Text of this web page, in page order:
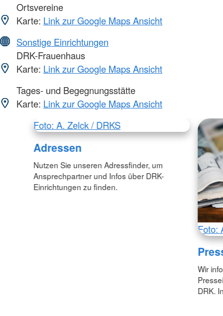
Ortsvereine
Karte: Link zur Google Maps Ansicht
Sonstige Einrichtungen
DRK-Frauenhaus
Karte: Link zur Google Maps Ansicht
Tages- und Begegnungsstätte
Karte: Link zur Google Maps Ansicht
Foto: A. Zelck / DRKS
Adressen
Nutzen Sie unseren Adressfinder, um
Ansprechpartner und Infos über DRK-
Einrichtungen zu finden.
Foto:
Wir
DRK.